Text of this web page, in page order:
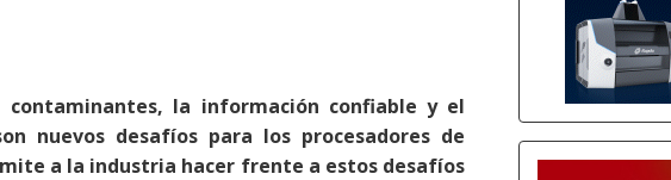
la información confiable y el
nuevos desafíos para los procesadores de
a la industria hacer frente a estos desafíos